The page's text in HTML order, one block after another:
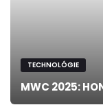
TECHNOLÓGIE
MWC 2025: